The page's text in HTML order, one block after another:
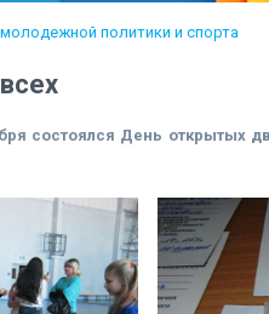
политики и спорта
состоялся День открытых